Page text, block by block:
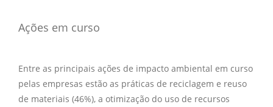
Ações em curso
Entre as principais ações de impacto ambiental em curso
pelas empresas estão as práticas de reciclagem e reuso
de materiais (46%), a otimização do uso de recursos